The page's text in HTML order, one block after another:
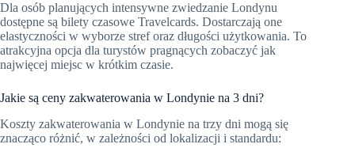
Dla osób planujących intensywne zwiedzanie Londynu
dostępne są bilety czasowe Travelcards. Dostarczają one
elastyczności w wyborze stref oraz długości użytkowania. To
atrakcyjna opcja dla turystów pragnących zobaczyć jak
najwięcej miejsc w krótkim czasie.
Jakie są ceny zakwaterowania w Londynie na 3 dni?
Koszty zakwaterowania w Londynie na trzy dni mogą się
znacząco różnić, w zależności od lokalizacji i standardu: